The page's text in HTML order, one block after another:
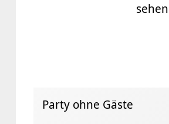
Party ohne Gäste